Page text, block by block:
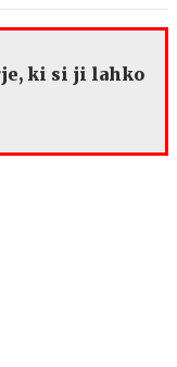
ki si ji lahko